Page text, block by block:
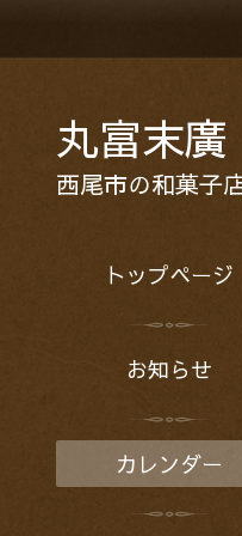
丸富末廣
西尾市の和菓
トップページ
お知らせ
カレンダー